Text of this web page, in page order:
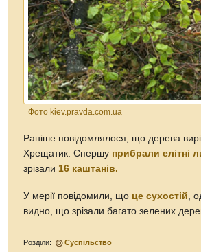
Фото kiev.pravda.com.ua
Раніше повідомлялося, що дерева
Хрещатик. Спершу прибрали елітні
зрізали 16 каштанів.
У мерії повідомили, що це сухостій ,
видно, що зрізали багато зелених
Розділи: Суспільство